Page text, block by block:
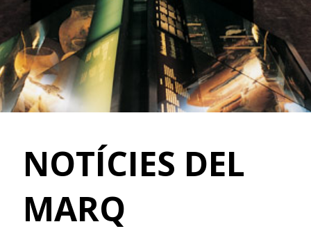
NOTÍCIES DEL
MARQ